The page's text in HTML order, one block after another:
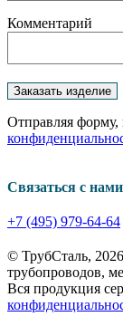
Комментарий
Отправляя форму,
Связаться с
+7 (495) 979-64-64
© ТрубСталь, 2026
трубопроводов,
Вся продукция